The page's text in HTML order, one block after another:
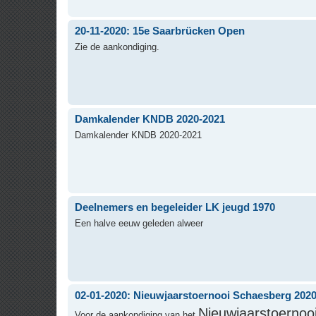
20-11-2020: 15e Saarbrücken Open
Zie de aankondiging.
Damkalender KNDB 2020-2021
Damkalender KNDB 2020-2021
Deelnemers en begeleider LK jeugd 1970
Een halve eeuw geleden alweer
02-01-2020: Nieuwjaarstoernooi Schaesberg 2020